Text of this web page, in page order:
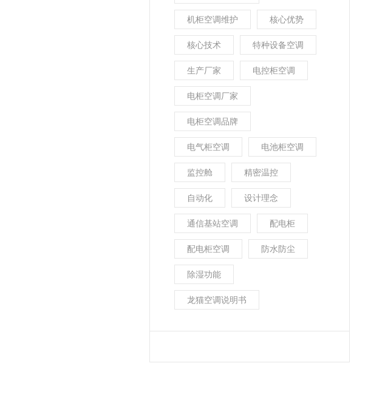
机柜空调维护 核心优势
核心技术 特种设备空调
生产厂家 电控柜空调
电柜空调厂家
电柜空调品牌
电气柜空调 电池柜空调
监控舱 精密温控
自动化 设计理念
通信基站空调 配电柜
配电柜空调 防水防尘
除湿功能
龙猫空调说明书